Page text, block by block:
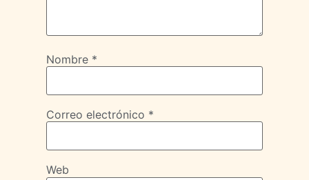
Nombre *
Correo electrónico *
Web